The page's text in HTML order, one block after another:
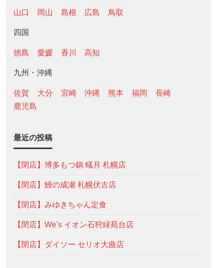
山口 岡山 島根 広島 鳥取
四国
徳島 愛媛 香川 高知
九州・沖縄
佐賀 大分 宮崎 沖縄 熊本 福岡
長崎
鹿児島
最近の投稿
【閉店】博多もつ鍋 蟻月 札幌店
【閉店】鰻の成瀬 札幌伏古店
【閉店】みゆきちゃん定食
【閉店】We’s イオン石狩緑苑台店
【閉店】ダイソー セリオ大曲店